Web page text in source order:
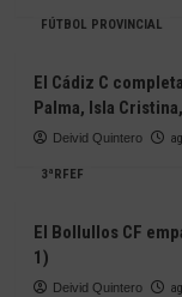
FÚTBOL PROVINCIAL
El Cádiz C
Palma, Isla
Deivid Quintero
3ªRFEF
El Bollullos CF
1)
Deivid Quintero